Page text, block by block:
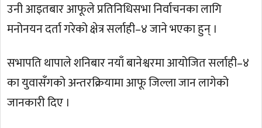
उनी आइतबार आफूले प्रतिनिधिसभा निर्वाचनका लागि
मनोनयन दर्ता गरेको क्षेत्र सर्लाही–४ जाने भएका हुन् ।
सभापति थापाले शनिबार नयाँ बानेश्वरमा आयोजित सर्लाही–४
का युवासँगको अन्तरक्रियामा आफू जिल्ला जान लागेको
जानकारी दिए ।